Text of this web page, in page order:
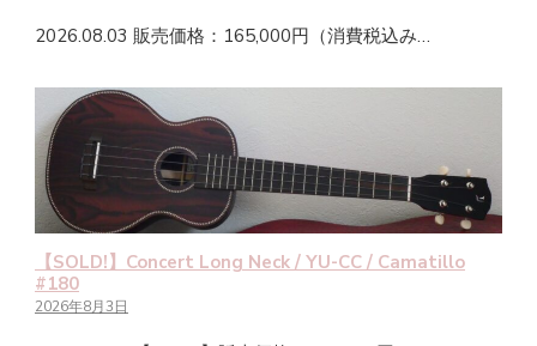
2026.08.03 販売価格：165,000円（消費税込み…
【SOLD!】Concert Long Neck / YU-CC / Camatillo
#180
2026年8月3日